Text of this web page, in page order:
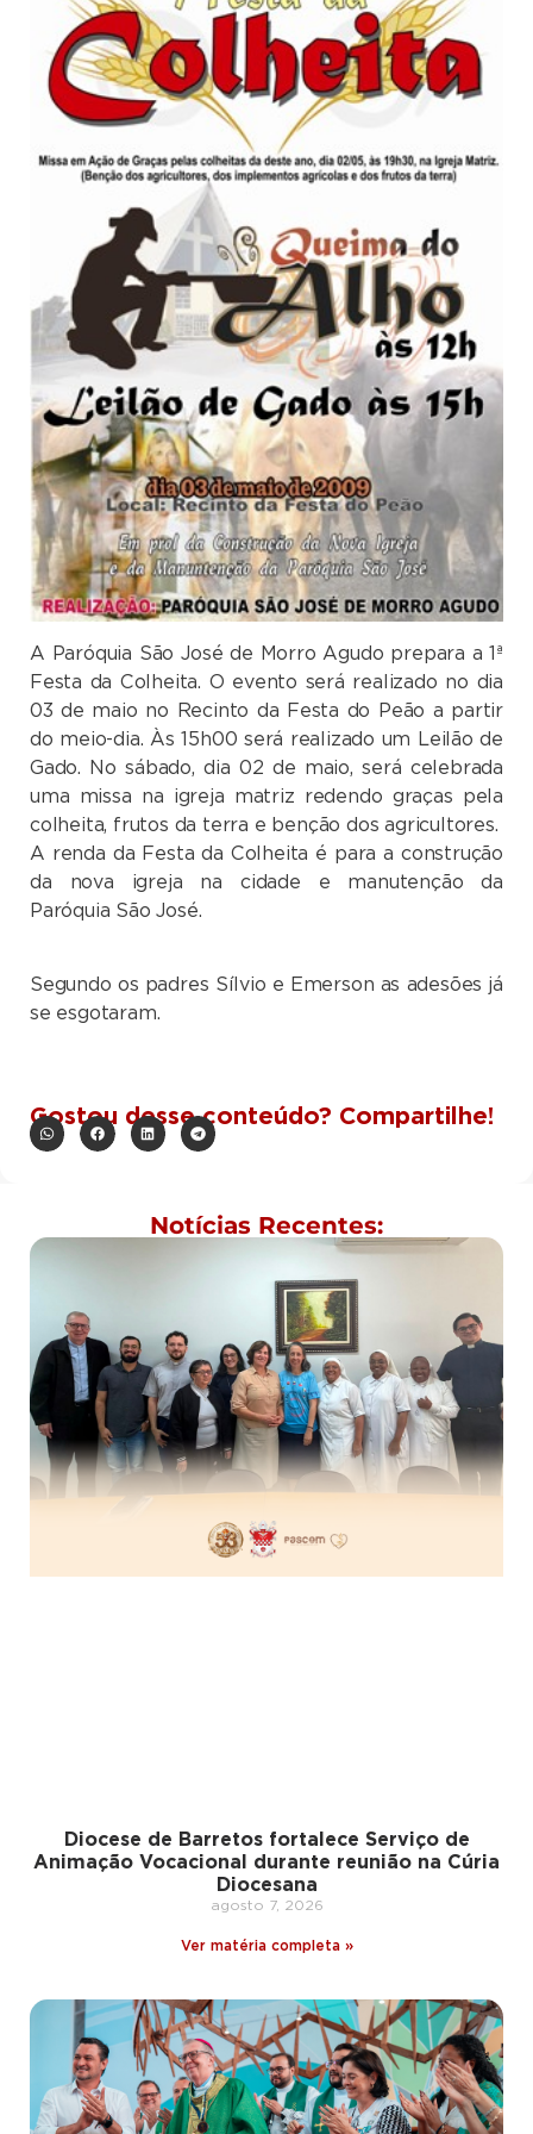
A Paróquia São José de Morro Agudo prepara a 1ª
Festa da Colheita. O evento será realizado no dia
03 de maio no Recinto da Festa do Peão a partir
do meio-dia. Às 15h00 será realizado um Leilão de
Gado. No sábado, dia 02 de maio, será celebrada
uma missa na igreja matriz redendo graças pela
colheita, frutos da terra e benção dos agricultores.
A renda da Festa da Colheita é para a construção
da nova igreja na cidade e manutenção da
Paróquia São José.
Segundo os padres Sílvio e Emerson as adesões já
se esgotaram.
Gostou desse conteúdo? Compartilhe!
Notícias Recentes:
Diocese de Barretos fortalece Serviço de
Animação Vocacional durante reunião na Cúria
Diocesana
agosto 7, 2026
Ver matéria completa »